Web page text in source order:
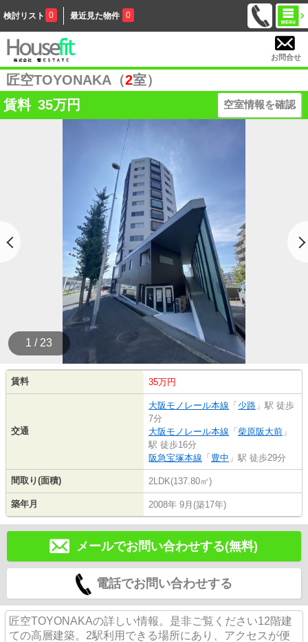
検討リスト 0 最近見た物件 0
お問合せ
匠空TOYONAKA（2室）
賃料 35万円 空室情報を確認
1 / 23
賃料 35万円
交通
大阪モノレール本線 「 少路 」駅 徒歩
7分
大阪モノレール本線 「 柴原阪大前 」
駅 徒歩16分
阪急宝塚本線 「 豊中 」駅 徒歩29分
間取り(面積) 2LDK(137.80㎡)
築年月 2008年 9月(築17年)
メールでお問い合わせする(無料)
電話でお問い合わせする
匠空TOYONAKAの詳しい情報。是非ご覧ください12階建
ての高層建築。2駅利用できる場所にあり、アクセスが便